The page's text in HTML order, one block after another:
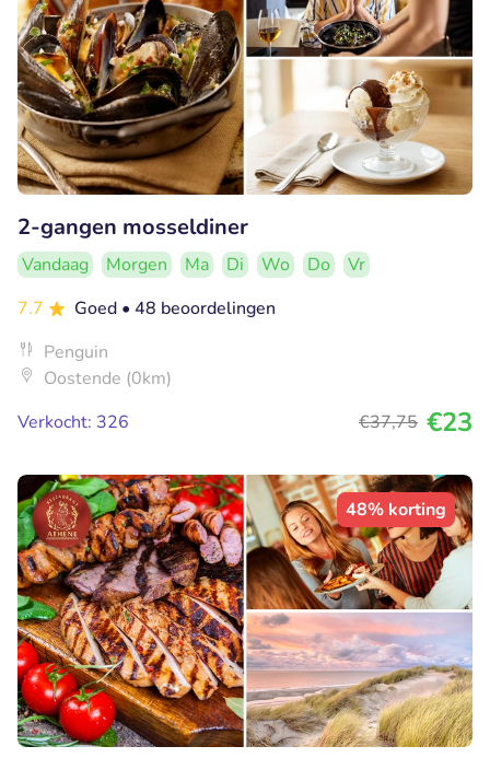
2-gangen mosseldiner
Vandaag Morgen Ma Di Wo Do
Vr
7.7
Goed • 48 beoordelingen
Penguin
Oostende (0km)
Verkocht: 326
€37,75 €23
48% korting